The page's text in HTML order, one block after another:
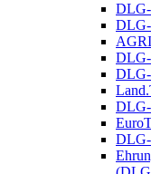
DLG-
DLG-
DLG-
DLG-
DLG-
DLG-